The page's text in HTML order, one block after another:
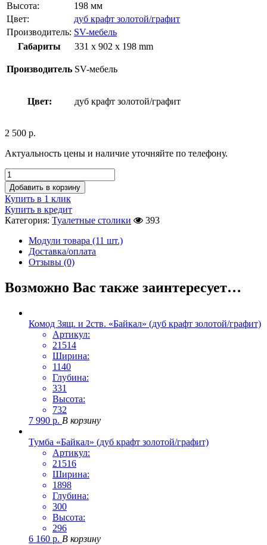
Высота:
198 мм
Цвет:
дуб крафт золотой/графит
Производитель: SV-мебель
Габариты
331 x 902 x 198 mm
Производитель SV-мебель
Цвет: дуб крафт золотой/графит
2 500 р.
Актуальность цены и наличие уточняйте по телефону.
Добавить в корзину
Купить в 1 клик
Купить в кредит
Категория: Туалетные столики
393
Модули товара (11 шт.)
Доставка/оплата
Отзывы (0)
Возможно Вас также заинтересует…
Комод 3ящ. и 2ств. «Байкал» (дуб крафт золотой/графит)
Артикул:
21514
Ширина:
1140
Глубина:
331
Высота:
732
7 990 р. В корзину
Тумба «Байкал» (дуб крафт золотой/графит)
Артикул:
21516
Ширина:
1898
Глубина:
300
Высота:
296
6 160 р. В корзину